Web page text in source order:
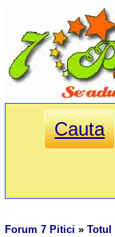
Cauta
Forum 7 Pitici »Totul